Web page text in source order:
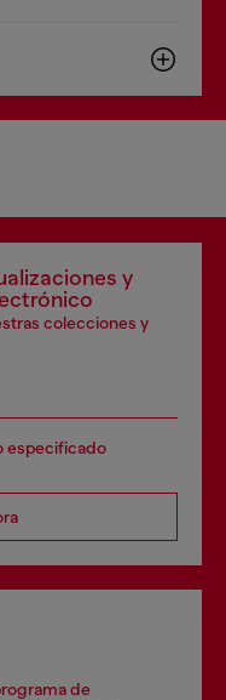
y
colecciones y
especificado
de